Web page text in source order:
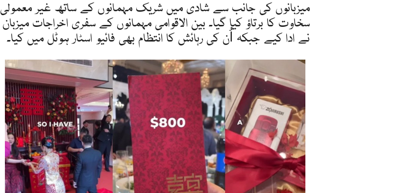
میزبانوں کی جانب سے شادی میں شریک مہمانوں کے ساتھ غیر معمولی
سخاوت کا برتاؤ کیا گیا۔ بین الاقوامی مہمانوں کے سفری اخراجات میزبان
نے ادا کیے جبکہ اُن کی رہائش کا انتظام بھی فائیو اسٹار ہوٹل میں کیا۔